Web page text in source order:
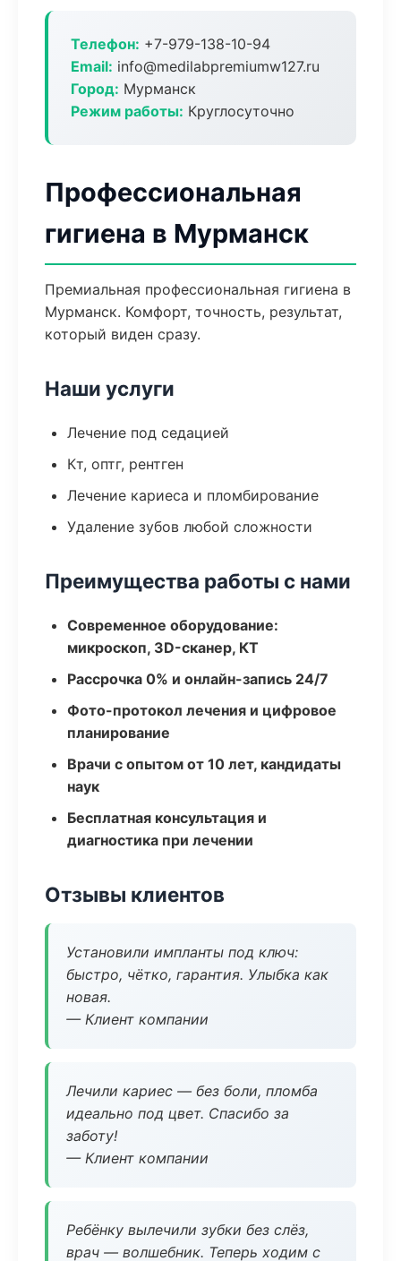
Телефон: +7-979-138-10-94
Email: info@medilabpremiumw127.ru
Город: Мурманск
Режим работы: Круглосуточно
Профессиональная
гигиена в Мурманск
Премиальная профессиональная гигиена в
Мурманск. Комфорт, точность, результат,
который виден сразу.
Наши услуги
Лечение под седацией
Кт, оптг, рентген
Лечение кариеса и пломбирование
Удаление зубов любой сложности
Преимущества работы с нами
Современное оборудование:
микроскоп, 3D-сканер, КТ
Рассрочка 0% и онлайн-запись 24/7
Фото-протокол лечения и цифровое
планирование
Врачи с опытом от 10 лет, кандидаты
наук
Бесплатная консультация и
диагностика при лечении
Отзывы клиентов
Установили импланты под ключ:
быстро, чётко, гарантия. Улыбка как
новая.
— Клиент компании
Лечили кариес — без боли, пломба
идеально под цвет. Спасибо за
заботу!
— Клиент компании
Ребёнку вылечили зубки без слёз,
врач — волшебник. Теперь ходим с